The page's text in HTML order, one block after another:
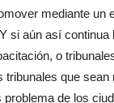
mediante
si aún así
o
que
de los